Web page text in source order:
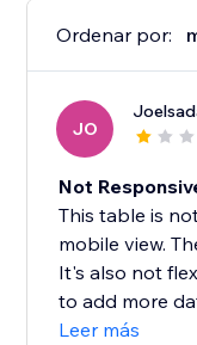
Ordenar por:
JO
Not
This table is
mobile view.
It's also not
to add more
Leer más